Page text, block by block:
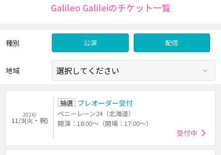
Galileo Galileiのチケット一覧
種別 公演 配信
地域
2026/
11/3(火・祝)
抽選 プレオーダー受付
ペニーレーン24（北海道）
開演：18:00～（開場：17:00～）
受付中